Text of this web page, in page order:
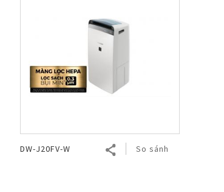
DW-J20FV-W So sánh